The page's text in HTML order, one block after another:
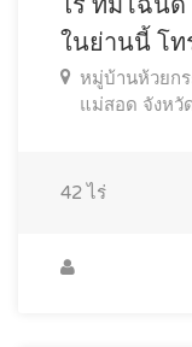
ในย่านนี้ โ
หมู่บ้านห้วยก
แม่สอด จังหวั
42ไร่